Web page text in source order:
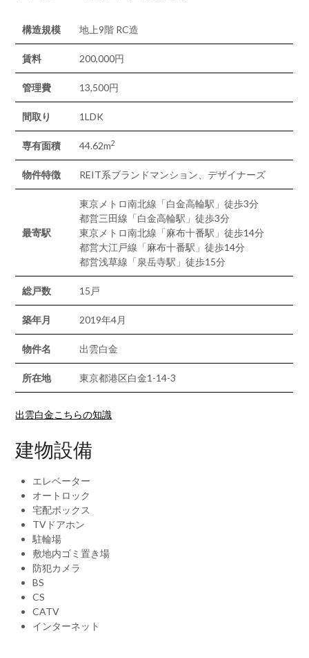
構造規模 地上9階 RC造
賃料 200,000円
管理費 13,500円
間取り 1LDK
専有面積 44.62m2
物件特徴 REIT系ブランドマンション、デザイナーズ
最寄駅
東京メトロ南北線「白金高輪駅」徒歩3分
都営三田線「白金高輪駅」徒歩3分
東京メトロ南北線「麻布十番駅」徒歩14分
都営大江戸線「麻布十番駅」徒歩14分
都営浅草線「泉岳寺駅」徒歩15分
総戸数 15戸
築年月 2019年4月
物件名 出雲白金
所在地 東京都港区白金1-14-3
出雲白金こちらの知識
建物設備
エレベーター
オートロック
宅配ボックス
TVドアホン
駐輪場
敷地内ゴミ置き場
防犯カメラ
BS
CS
CATV
インターネット